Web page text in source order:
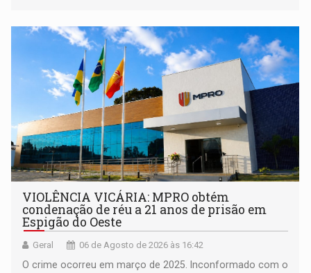
comunidade
VIOLÊNCIA VICÁRIA: MPRO obtém
condenação de réu a 21 anos de prisão em
Espigão do Oeste
Geral 06 de Agosto de 2026 às 16:42
O crime ocorreu em março de 2025. Inconformado com o